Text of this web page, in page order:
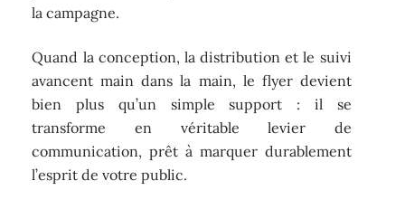
la campagne.
Quand la conception, la distribution et le suivi
avancent main dans la main, le flyer devient
bien plus qu’un simple support : il se
transforme en véritable levier de
communication, prêt à marquer durablement
l’esprit de votre public.